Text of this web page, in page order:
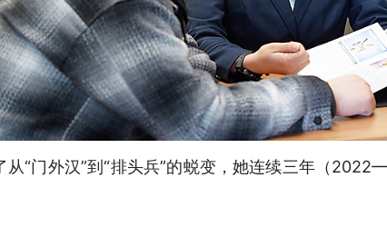
“门外汉”到“排头兵”的蜕变，她连续三年（